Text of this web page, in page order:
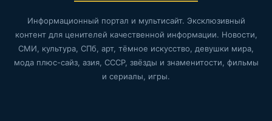
Информационный портал и мультисайт. Эксклюзивный
контент для ценителей качественной информации. Новости,
СМИ, культура, СПб, арт, тёмное искусство, девушки мира,
мода плюс-сайз, азия, СССР, звёзды и знаменитости, фильмы
и сериалы, игры.